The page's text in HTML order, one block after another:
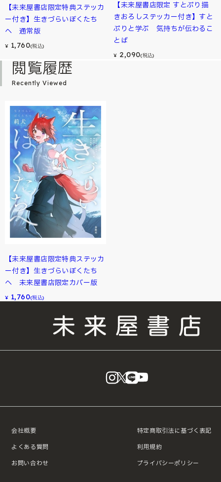
【未来屋書店限定特典ステッカ
ー付き】生きづらいぼくたち
へ 通常版
¥ 1,760(税込)
【未来屋書店限定 すとぷり描
きおろしステッカー付き】すと
ぷりと学ぶ 気持ちが伝わるこ
とば
¥ 2,090(税込)
閲覧履歴
Recently Viewed
【未来屋書店限定特典ステッカ
ー付き】生きづらいぼくたち
へ 未来屋書店限定カバー版
¥ 1,760(税込)
instagram
X LINE
会社概要
よくある質問
お問い合わせ
特定商取引法に基づく表記
利用規約
プライバシーポリシー